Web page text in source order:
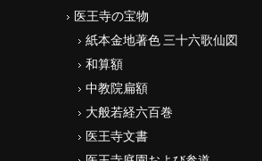
医王寺の宝物
紙本金地著色 三十六歌仙図
和算額
中教院扁額
大般若経六百巻
医王寺文書